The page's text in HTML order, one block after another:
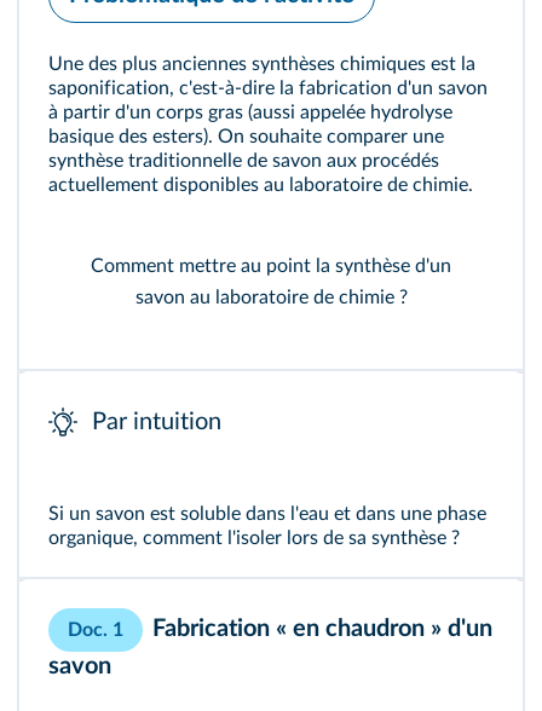
Une des plus anciennes synthèses chimiques est la
saponification, c'est-à-dire la fabrication d'un savon
à partir d'un corps gras (aussi appelée hydrolyse
basique des esters). On souhaite comparer une
synthèse traditionnelle de savon aux procédés
actuellement disponibles au laboratoire de chimie.
Comment mettre au point la synthèse d'un
savon au laboratoire de chimie ?
Par intuition
Si un savon est soluble dans l'eau et dans une phase
organique, comment l'isoler lors de sa synthèse ?
Doc. 1
Fabrication « en chaudron » d'un
savon